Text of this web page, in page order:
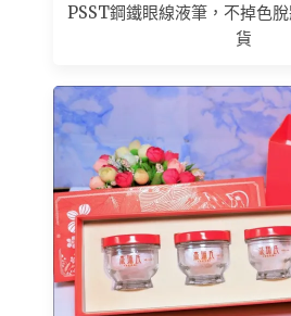
PSST鋼鐵眼線液筆，不掉色
貨